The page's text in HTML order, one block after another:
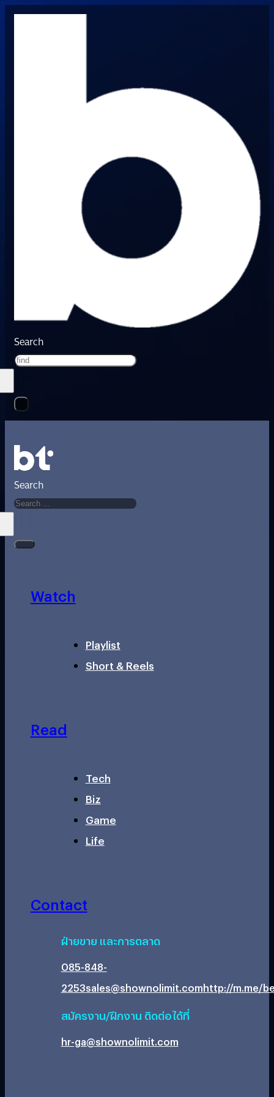
Search
Search
Watch
Playlist
Short & Reels
Read
Tech
Biz
Game
Life
Contact
ฝ่ายขาย และการตลาด
085-848-
2253sales@shownolimit.comhttp://m.me/
สมัครงาน/ฝึกงาน ติดต่อได้ที่
hr-ga@shownolimit.com